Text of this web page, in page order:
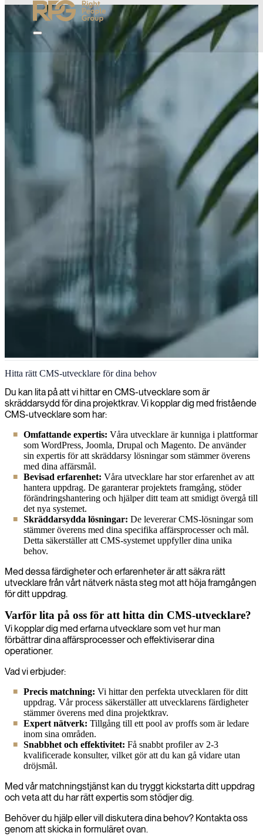
CMS
Vi utvecklar skräddarsydda innehållshanteringssystem (CMS) som
gör det möjligt för företag att effektivt skapa, hantera och publicera
digitalt innehåll, vilket förbättrar arbetsflödets effektivitet och
Hitta rätt CMS-utvecklare för dina behov
Du kan lita på att vi hittar en CMS-utvecklare som är
skräddarsydd för dina projektkrav. Vi kopplar dig med fristående
CMS-utvecklare som har:
Omfattande expertis: Våra utvecklare är kunniga i plattformar
som WordPress, Joomla, Drupal och Magento. De använder
sin expertis för att skräddarsy lösningar som stämmer överens
med dina affärsmål.
Bevisad erfarenhet: Våra utvecklare har stor erfarenhet av att
hantera uppdrag. De garanterar projektets framgång, stöder
förändringshantering och hjälper ditt team att smidigt övergå till
det nya systemet.
Skräddarsydda lösningar: De levererar CMS-lösningar som
stämmer överens med dina specifika affärsprocesser och mål.
Detta säkerställer att CMS-systemet uppfyller dina unika
behov.
Med dessa färdigheter och erfarenheter är att säkra rätt
utvecklare från vårt nätverk nästa steg mot att höja framgången
för ditt uppdrag.
Varför lita på oss för att hitta din CMS-utvecklare?
Vi kopplar dig med erfarna utvecklare som vet hur man
förbättrar dina affärsprocesser och effektiviserar dina
operationer.
Vad vi erbjuder:
Precis matchning: Vi hittar den perfekta utvecklaren för ditt
uppdrag. Vår process säkerställer att utvecklarens färdigheter
stämmer överens med dina projektkrav.
Expert nätverk: Tillgång till ett pool av proffs som är ledare
inom sina områden.
Snabbhet och effektivitet: Få snabbt profiler av 2-3
kvalificerade konsulter, vilket gör att du kan gå vidare utan
dröjsmål.
Med vår matchningstjänst kan du tryggt kickstarta ditt uppdrag
och veta att du har rätt expertis som stödjer dig.
Behöver du hjälp eller vill diskutera dina behov? Kontakta oss
genom att skicka in formuläret ovan.